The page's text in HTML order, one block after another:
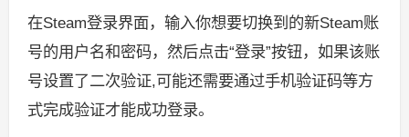
在Steam登录界面，输入你想要切换到的新Steam账
号的用户名和密码，然后点击“登录”按钮，如果该账
号设置了二次验证,可能还需要通过手机验证码等方
式完成验证才能成功登录。